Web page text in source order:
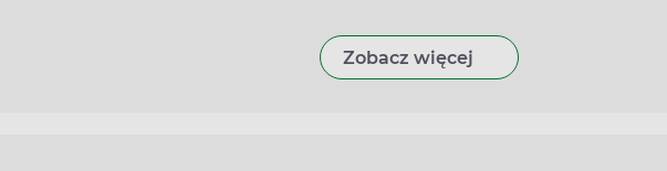
Zobacz więcej